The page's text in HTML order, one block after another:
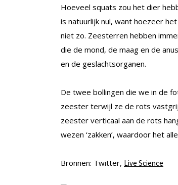
Hoeveel squats zou het dier
is natuurlijk nul, want hoezeer
niet zo. Zeesterren hebben
die de mond, de maag en de
en de geslachtsorganen.
De twee bollingen die we in de
zeester terwijl ze de rots
zeester verticaal aan de rots
wezen ‘zakken’, waardoor het
Bronnen: Twitter, Live Science